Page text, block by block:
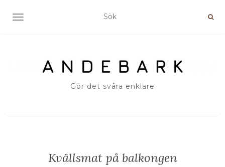
SLÅ PÅ/AV NAVIGERING
Gör det svåra enklare
Kvällsmat på balkongen